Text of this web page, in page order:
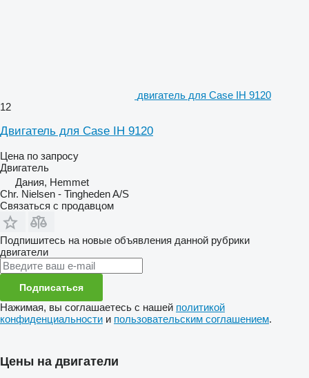
двигатель для Case IH 9120
12
Двигатель для Case IH 9120
Цена по запросу
Двигатель
Дания, Hemmet
Chr. Nielsen - Tingheden A/S
Связаться с продавцом
Подпишитесь на новые объявления данной рубрики
двигатели
Подписаться
Нажимая, вы соглашаетесь с нашей политикой
конфиденциальности и пользовательским соглашением.
Цены на двигатели